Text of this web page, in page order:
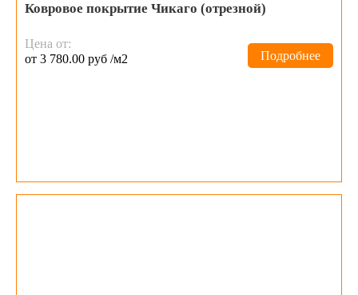
Ковровое покрытие Чикаго (отрезной)
Цена от:
от 3 780.00 руб /м2
Подробнее